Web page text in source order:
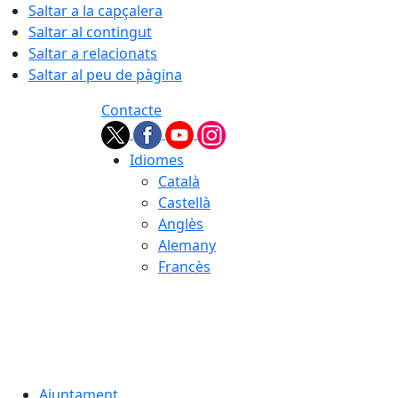
Saltar a la capçalera
Saltar al contingut
Saltar a relacionats
Saltar al peu de pàgina
Contacte
Idiomes
Català
Castellà
Anglès
Alemany
Francès